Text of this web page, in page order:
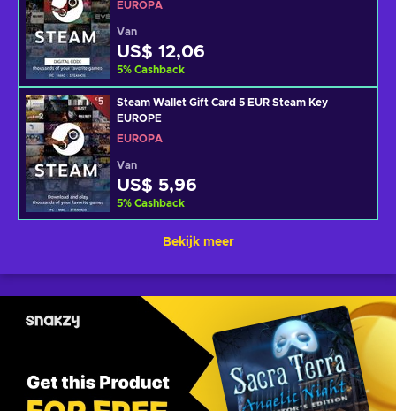
EUROPA
Van
US$ 12,06
5% Cashback
Steam Wallet Gift Card 5 EUR Steam Key
EUROPE
EUROPA
Van
US$ 5,96
5% Cashback
Bekijk meer